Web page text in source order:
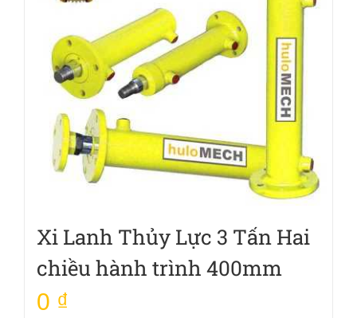
Xi Lanh Thủy Lực 3 Tấn Hai
chiều hành trình 400mm
0 ₫